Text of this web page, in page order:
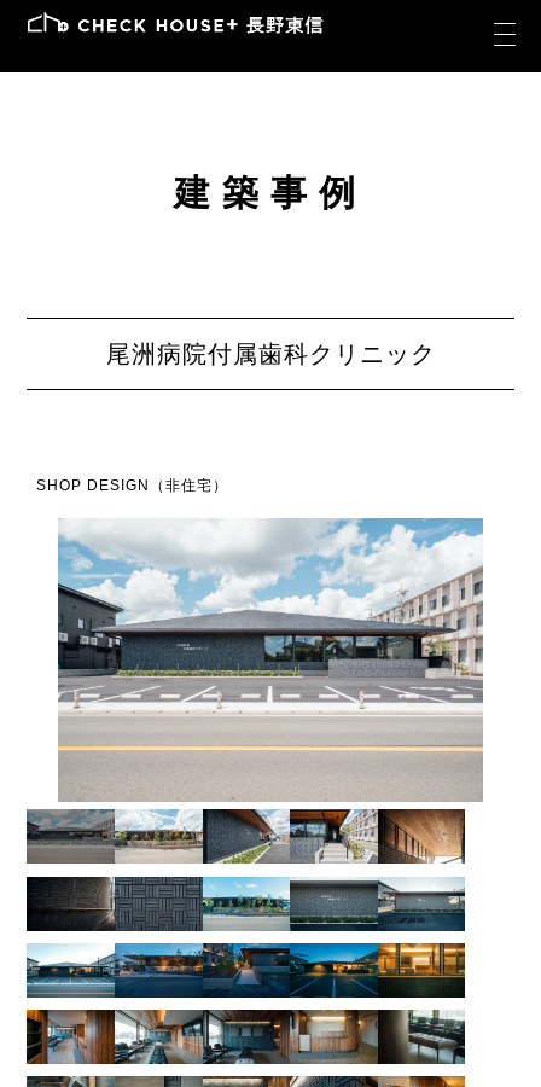
建築事例
尾洲病院付属歯科クリニック
SHOP DESIGN（非住宅）